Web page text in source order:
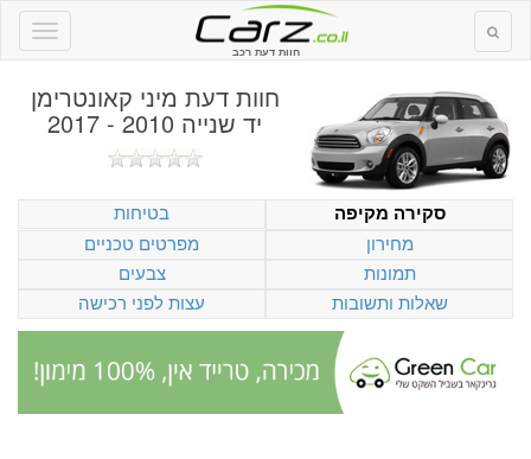
חוות דעת רכב
חוות דעת מיני קאונטרימן
יד שנייה 2010 - 2017
סקירה מקיפה
בטיחות
מחירון
מפרטים טכניים
תמונות
צבעים
שאלות ותשובות
עצות לפני רכישה